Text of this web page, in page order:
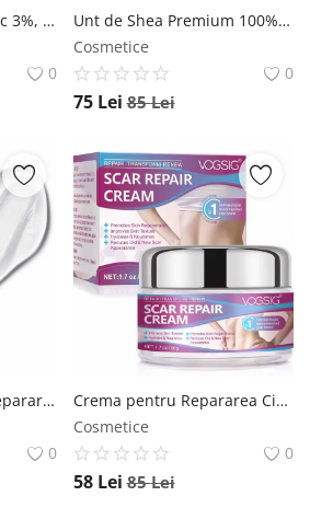
Fiole cu Acid Hialuronic 3%, Ultra Hidratante, Premium, 30 Fiole x 1.2 ml NOVA KISS
0
Unt de Shea Premium 100% Pur Natural, Raw si Nerafinat pentru Fata, Corp sau Par, 120 g NOVA KISS
Cosmetice
0
75 Lei 85Lei
Gel Siliconic pentru Repararea Cicatricilor, Ingrijire intensiva 24 Ore, Formula Avansata Premium, 30 g Vogsig
0
Crema pentru Repararea Cicatricilor si Regenerarea Tesuturilor, 50 g Vogsig
Cosmetice
0
58 Lei 85Lei